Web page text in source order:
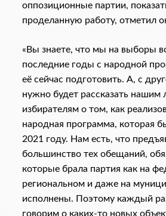
оппозиционные партии,
проделанную работу, отметил
«Вы знаете, что мы на выборы
последние годы с народной
её сейчас подготовить. А, с
нужно будет рассказать
избирателям о том, как
народная программа, которая
2021 году. Нам есть, что
большинство тех обещаний,
которые брала партия как на
региональном и даже на
исполнены. Поэтому каждый
говорим о каких-то новых